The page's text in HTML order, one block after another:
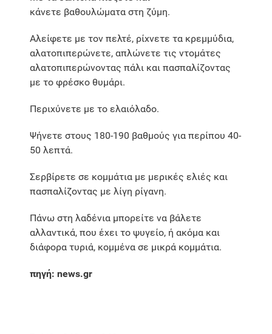
κάνετε βαθουλώματα στη ζύμη.
Αλείφετε με τον πελτέ, ρίχνετε τα κρεμμύδια,
αλατοπιπερώνετε, απλώνετε τις ντομάτες
αλατοπιπερώνοντας πάλι και πασπαλίζοντας
με το φρέσκο θυμάρι.
Περιχύνετε με το ελαιόλαδο.
Ψήνετε στους 180-190 βαθμούς για περίπου 40-
50 λεπτά.
Σερβίρετε σε κομμάτια με μερικές ελιές και
πασπαλίζοντας με λίγη ρίγανη.
Πάνω στη λαδένια μπορείτε να βάλετε
αλλαντικά, που έχει το ψυγείο, ή ακόμα και
διάφορα τυριά, κομμένα σε μικρά κομμάτια.
πηγή: news.gr